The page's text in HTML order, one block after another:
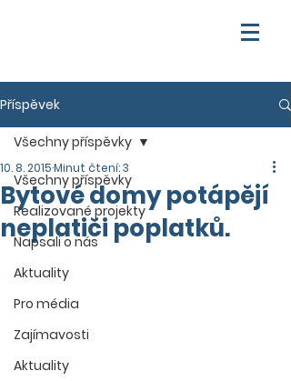
Příspěvek
Všechny příspěvky
Realizované projekty
Napsali o nás
Aktuality
Pro média
Zajímavosti
Aktuality
Všechny příspěvky
Bytové domy potápějí
neplatiči poplatků.
10. 8. 2015Minut čtení: 3